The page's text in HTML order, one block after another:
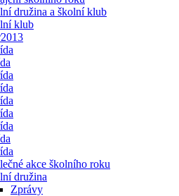
družina a školní klub
klub
akce školního roku
družina
Zprávy